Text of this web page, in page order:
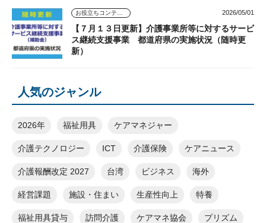
2026/05/01
【７月１３日更新】介護事業所等に対するサービ
ス継続支援事業 都道府県の実施状況（随時更
新）
人気のジャンル
2026年 福祉用具 ケアマネジャー
介護テクノロジー ICT 介護保険 ケアニュース
介護報酬改定 2027 台湾 ビジネス 海外
経営課題 施設・住まい 生産性向上 特養
福祉用具貸与 訪問介護 ケアマネ協会 プリズム